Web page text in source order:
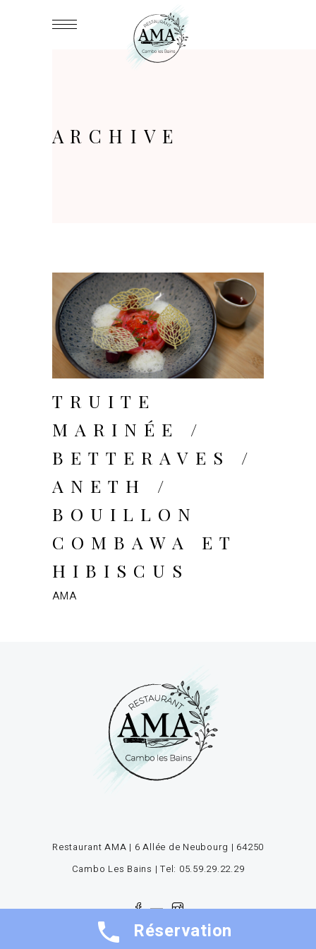
ARCHIVE
TRUITE
MARINÉE /
BETTERAVES /
ANETH /
BOUILLON
COMBAWA ET
HIBISCUS
AMA
Restaurant AMA | 6 Allée de Neubourg | 64250
Cambo Les Bains | Tel: 05.59.29.22.29
Réservation